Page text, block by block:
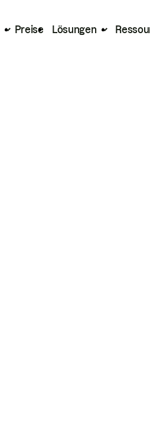
Preise Lösungen